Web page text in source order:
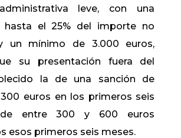
leve, con una
hasta el 25% del importe no
un mínimo de 3.000 euros,
su presentación fuera del
la de una sanción de
euros en los primeros seis
entre 300 y 600 euros
esos primeros seis meses.